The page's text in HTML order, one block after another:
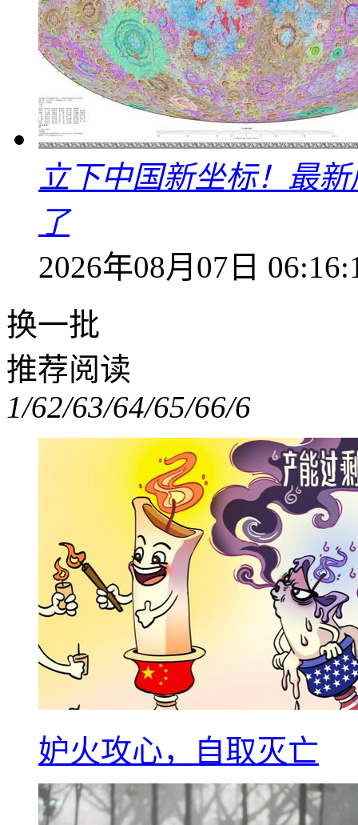
立下中国新坐标！最
了
2026年08月07日
换一批
推荐阅读
1/62/63/64/65/66/6
妒火攻心，自取灭亡